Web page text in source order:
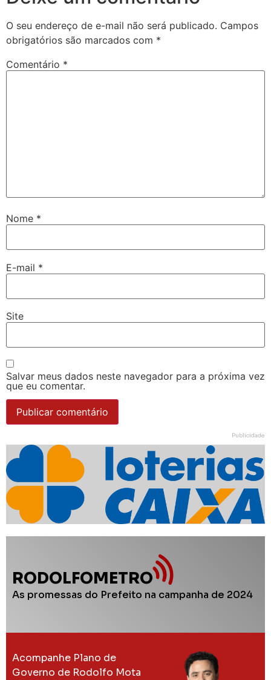
O seu endereço de e-mail não será publicado. Campos
obrigatórios são marcados com *
Comentário *
Nome *
E-mail *
Site
Salvar meus dados neste navegador para a próxima vez
que eu comentar.
Publicidade
RODOLFOMETRO
As promessas do Prefeito na campanha de 2024
Acompanhe Plano de
Governo de Rodolfo Mota